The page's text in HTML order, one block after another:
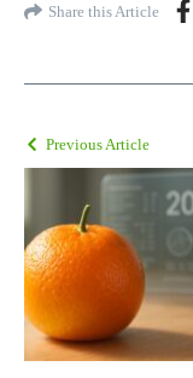
Share this Article
Previous Article